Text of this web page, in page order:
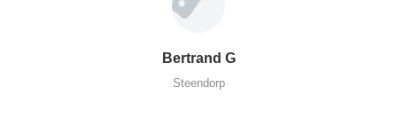
Bertrand G
Steendorp